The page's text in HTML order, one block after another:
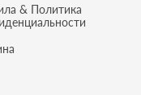
& Политика